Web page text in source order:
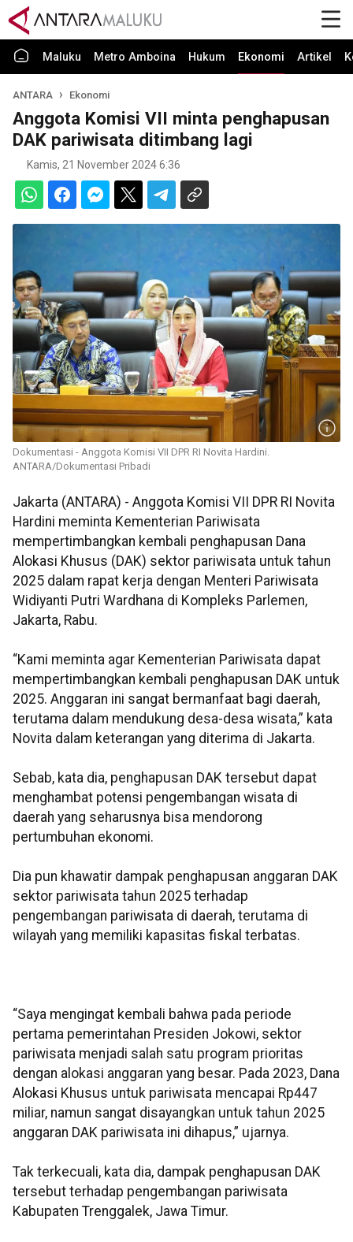
Maluku Metro Amboina Hukum Ekonomi Artikel
ANTARA Ekonomi
Anggota Komisi VII minta penghapusan
DAK pariwisata ditimbang lagi
Kamis, 21 November 2024 6:36
Dokumentasi - Anggota Komisi VII DPR RI Novita Hardini.
ANTARA/Dokumentasi Pribadi
Jakarta (ANTARA) - Anggota Komisi VII DPR RI Novita
Hardini meminta Kementerian Pariwisata
mempertimbangkan kembali penghapusan Dana
Alokasi Khusus (DAK) sektor pariwisata untuk tahun
2025 dalam rapat kerja dengan Menteri Pariwisata
Widiyanti Putri Wardhana di Kompleks Parlemen,
Jakarta, Rabu.
“Kami meminta agar Kementerian Pariwisata dapat
mempertimbangkan kembali penghapusan DAK untuk
2025. Anggaran ini sangat bermanfaat bagi daerah,
terutama dalam mendukung desa-desa wisata,” kata
Novita dalam keterangan yang diterima di Jakarta.
Sebab, kata dia, penghapusan DAK tersebut dapat
menghambat potensi pengembangan wisata di
daerah yang seharusnya bisa mendorong
pertumbuhan ekonomi.
Dia pun khawatir dampak penghapusan anggaran DAK
sektor pariwisata tahun 2025 terhadap
pengembangan pariwisata di daerah, terutama di
wilayah yang memiliki kapasitas fiskal terbatas.
“Saya mengingat kembali bahwa pada periode
pertama pemerintahan Presiden Jokowi, sektor
pariwisata menjadi salah satu program prioritas
dengan alokasi anggaran yang besar. Pada 2023, Dana
Alokasi Khusus untuk pariwisata mencapai Rp447
miliar, namun sangat disayangkan untuk tahun 2025
anggaran DAK pariwisata ini dihapus,” ujarnya.
Tak terkecuali, kata dia, dampak penghapusan DAK
tersebut terhadap pengembangan pariwisata
Kabupaten Trenggalek, Jawa Timur.